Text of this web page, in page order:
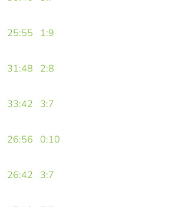
25:55 1:9
31:48 2:8
33:42 3:7
26:56 0:10
26:42 3:7